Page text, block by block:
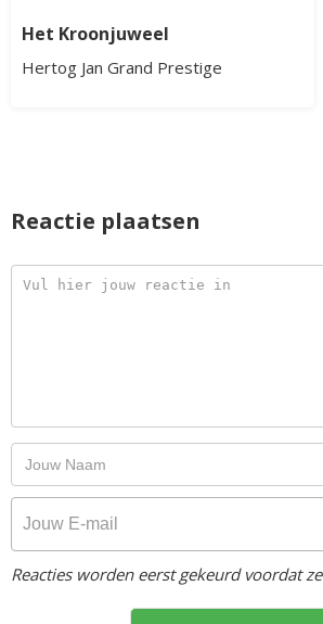
Het Kroonjuweel
Hertog Jan Grand Prestige
Reactie plaatsen
Reacties worden eerst gekeurd voordat